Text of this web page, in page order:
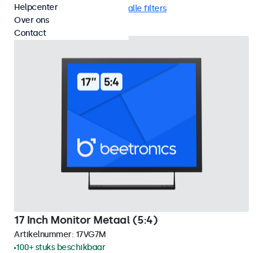
VGA VESA 100 x 100 Wis alle filters
17 Inch Monitor Metaal (5:4)
Artikelnummer: 17VG7M
100+ stuks beschikbaar
Helpcenter
Over ons
Contact